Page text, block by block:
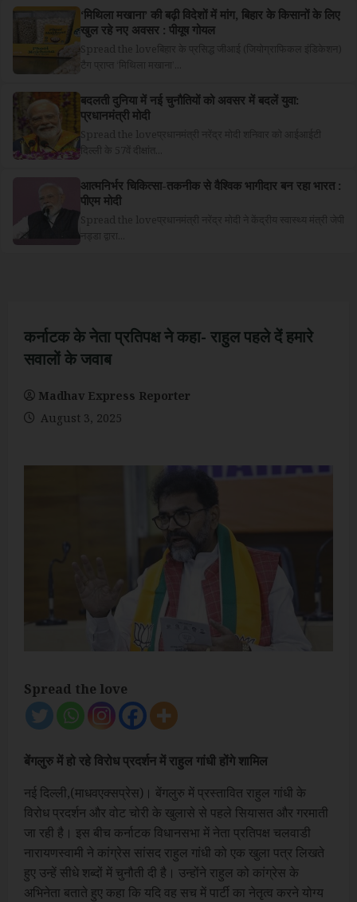
‘मिथिला मखाना’ की बढ़ी विदेशों में मांग, बिहार के किसानों के लिए
खुल रहे नए अवसर : पीयूष गोयल
बदलती दुनिया में नई चुनौतियों को अवसर में बदलें युवा:
प्रधानमंत्री मोदी
आत्मनिर्भर चिकित्सा-तकनीक से वैश्विक भागीदार बन रहा भारत :
पीएम मोदी
कर्नाटक के नेता प्रतिपक्ष ने कहा- राहुल पहले दें हमारे
सवालों के जवाब
Madhav Express Reporter
August 3, 2025
Spread the love
बेंगलुरु में हो रहे विरोध प्रदर्शन में राहुल गांधी होंगे शामिल
नई दिल्ली,(माधवएक्सप्रेस)। बेंगलुरु में प्रस्तावित राहुल गांधी के
विरोध प्रदर्शन और वोट चोरी के खुलासे से पहले सियासत और गरमाती
जा रही है। इस बीच कर्नाटक विधानसभा में नेता प्रतिपक्ष चलवाडी
नारायणस्वामी ने कांग्रेस सांसद राहुल गांधी को एक खुला पत्र लिखते
हुए उन्हें सीधे शब्दों में चुनौती दी है। उन्होंने राहुल को कांग्रेस के
अभिनेता बताते हुए कहा कि यदि वह सच में पार्टी का नेतृत्व करने योग्य